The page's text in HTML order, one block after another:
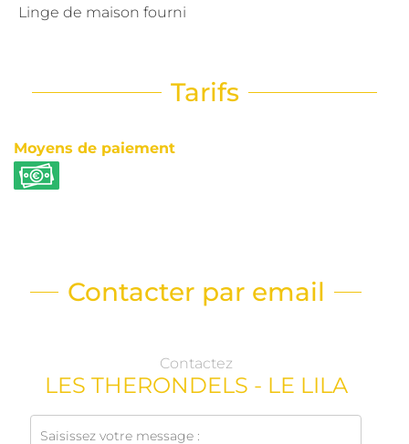
Linge de maison fourni
Tarifs
Moyens de paiement
Contacter par email
Contactez
LES THERONDELS - LE LILA